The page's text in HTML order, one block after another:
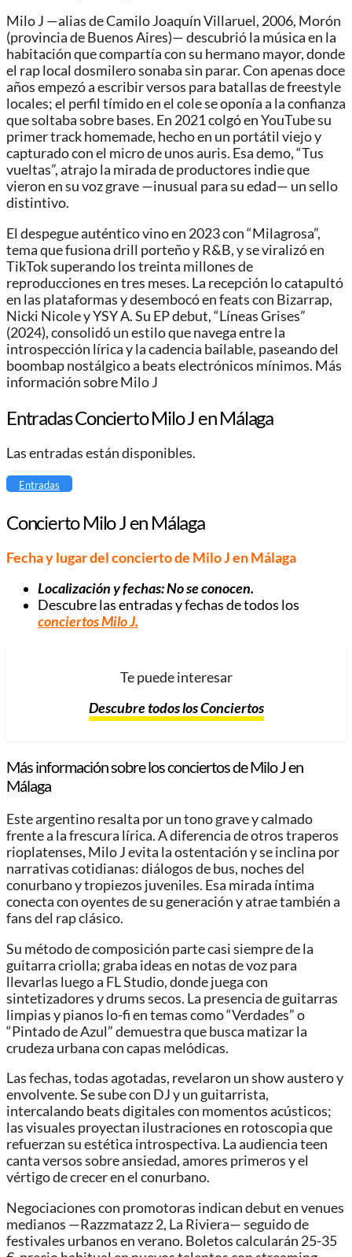
Milo J —alias de Camilo Joaquín Villaruel, 2006, Morón
(provincia de Buenos Aires)— descubrió la música en la
habitación que compartía con su hermano mayor, donde
el rap local dosmilero sonaba sin parar. Con apenas doce
años empezó a escribir versos para batallas de freestyle
locales; el perfil tímido en el cole se oponía a la confianza
que soltaba sobre bases. En 2021 colgó en YouTube su
primer track homemade, hecho en un portátil viejo y
capturado con el micro de unos auris. Esa demo, “Tus
vueltas”, atrajo la mirada de productores indie que
vieron en su voz grave —inusual para su edad— un sello
distintivo.
El despegue auténtico vino en 2023 con “Milagrosa”,
tema que fusiona drill porteño y R&B, y se viralizó en
TikTok superando los treinta millones de
reproducciones en tres meses. La recepción lo catapultó
en las plataformas y desembocó en feats con Bizarrap,
Nicki Nicole y YSY A. Su EP debut, “Líneas Grises”
(2024), consolidó un estilo que navega entre la
introspección lírica y la cadencia bailable, paseando del
boombap nostálgico a beats electrónicos mínimos. Más
información sobre Milo J
Entradas Concierto Milo J en Málaga
Las entradas están disponibles.
Entradas
Concierto Milo J en Málaga
Fecha y lugar del concierto de Milo J en Málaga
Localización y fechas: No se conocen.
Descubre las entradas y fechas de todos los
conciertos Milo J.
Te puede interesar
Descubre todos los Conciertos
Más información sobre los conciertos de Milo J en
Málaga
Este argentino resalta por un tono grave y calmado
frente a la frescura lírica. A diferencia de otros traperos
rioplatenses, Milo J evita la ostentación y se inclina por
narrativas cotidianas: diálogos de bus, noches del
conurbano y tropiezos juveniles. Esa mirada íntima
conecta con oyentes de su generación y atrae también a
fans del rap clásico.
Su método de composición parte casi siempre de la
guitarra criolla; graba ideas en notas de voz para
llevarlas luego a FL Studio, donde juega con
sintetizadores y drums secos. La presencia de guitarras
limpias y pianos lo-fi en temas como “Verdades” o
“Pintado de Azul” demuestra que busca matizar la
crudeza urbana con capas melódicas.
Las fechas, todas agotadas, revelaron un show austero y
envolvente. Se sube con DJ y un guitarrista,
intercalando beats digitales con momentos acústicos;
las visuales proyectan ilustraciones en rotoscopia que
refuerzan su estética introspectiva. La audiencia teen
canta versos sobre ansiedad, amores primeros y el
vértigo de crecer en el conurbano.
Negociaciones con promotoras indican debut en venues
medianos —Razzmatazz 2, La Riviera— seguido de
festivales urbanos en verano. Boletos calcularán 25-35